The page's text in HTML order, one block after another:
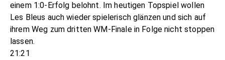
einem 1:0-Erfolg belohnt. Im heutigen Topspiel wollen
Les Bleus auch wieder spielerisch glänzen und sich auf
ihrem Weg zum dritten WM-Finale in Folge nicht stoppen
lassen.
21:21